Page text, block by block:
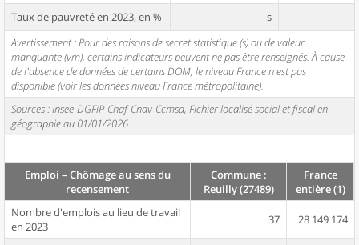
Taux de pauvreté en 2023, en %
s
Avertissement : Pour des raisons de secret statistique (s) ou de valeur
manquante (vm), certains indicateurs peuvent ne pas être renseignés. À cause
de l'absence de données de certains DOM, le niveau France n'est pas
disponible (voir les données niveau France métropolitaine).
Sources : Insee-DGFiP-Cnaf-Cnav-Ccmsa, Fichier localisé social et fiscal en
géographie au 01/01/2026
Emploi – Chômage au sens du
recensement
Commune :
Reuilly (27489)
France
entière (1)
Nombre d'emplois au lieu de travail
en 2023
37 28 149 174